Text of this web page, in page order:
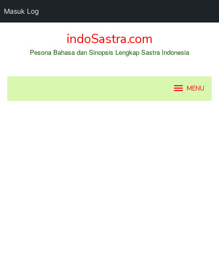
Masuk Log
indoSastra.com
Pesona Bahasa dan Sinopsis Lengkap Sastra Indonesia
MENU